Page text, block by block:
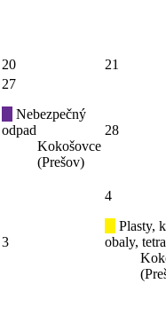
20
21
27
Nebezpečný
odpad
Kokošovce
(Prešov)
28
3
4
Plasty,
obaly,